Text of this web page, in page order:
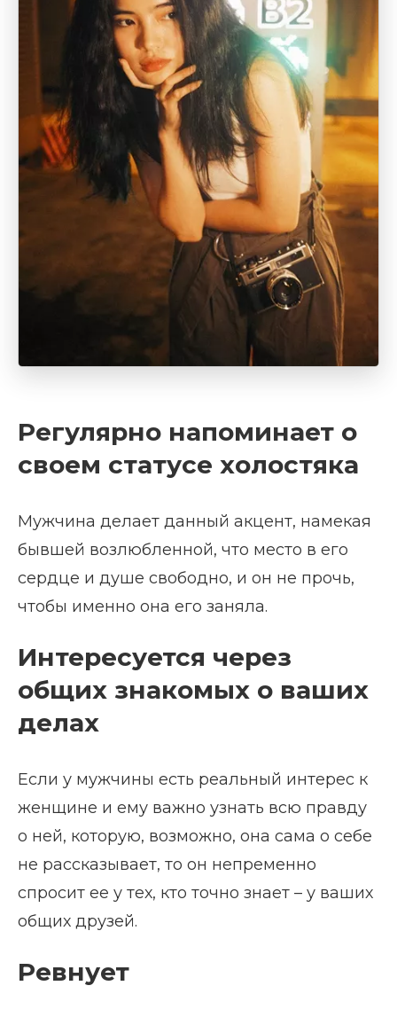
Регулярно напоминает о
своем статусе холостяка
Мужчина делает данный акцент, намекая
бывшей возлюбленной, что место в его
сердце и душе свободно, и он не прочь,
чтобы именно она его заняла.
Интересуется через
общих знакомых о ваших
делах
Если у мужчины есть реальный интерес к
женщине и ему важно узнать всю правду
о ней, которую, возможно, она сама о себе
не рассказывает, то он непременно
спросит ее у тех, кто точно знает – у ваших
общих друзей.
Ревнует